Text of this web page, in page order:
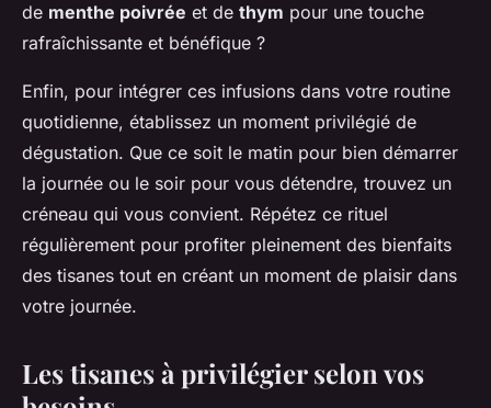
de menthe poivrée et de thym pour une touche
rafraîchissante et bénéfique ?
Enfin, pour intégrer ces infusions dans votre routine
quotidienne, établissez un moment privilégié de
dégustation. Que ce soit le matin pour bien démarrer
la journée ou le soir pour vous détendre, trouvez un
créneau qui vous convient. Répétez ce rituel
régulièrement pour profiter pleinement des bienfaits
des tisanes tout en créant un moment de plaisir dans
votre journée.
Les tisanes à privilégier selon vos